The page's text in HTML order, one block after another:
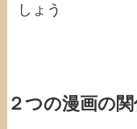
しょう
２つの漫画の